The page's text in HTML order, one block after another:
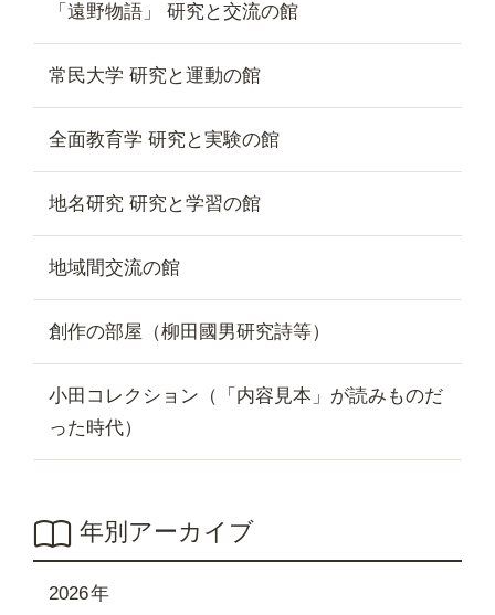
「遠野物語」 研究と交流の館
常民大学 研究と運動の館
全面教育学 研究と実験の館
地名研究 研究と学習の館
地域間交流の館
創作の部屋（柳田國男研究詩等）
小田コレクション（「内容見本」が読みものだ
った時代）
年別アーカイブ
2026